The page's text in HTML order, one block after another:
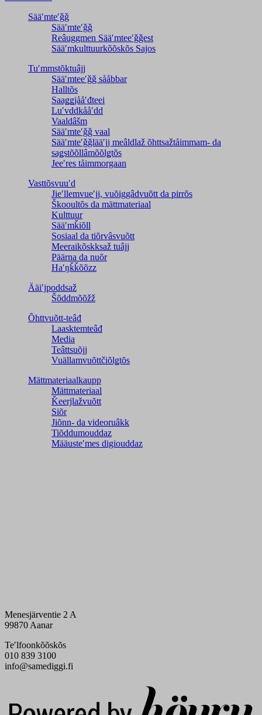
Sääʹmteʹǧǧ
Sääʹmteʹǧǧ
Reâuggmen Sääʹmteeʹǧǧest
Sääʹmkulttuurkõõskõs Sajos
Tuʹmmstõktuâjj
Sääʹmteeʹǧǧ sååbbar
Halltõs
Saaǥǥjååʹđteei
Luʹvddkååʹdd
Vaaldâšm
Sääʹmteʹǧǧ vaal
Sääʹmteʹǧǧlääʹjj meâldlaž õhttsažtåimmam- da
saǥstõõllâmõõlǥtõs
Jeeʹres tåimmorgaan
Vasttõsvuuʹd
Jieʹllemvueʹjj, vuõiggâdvuõtt da pirrõs
Škooultõs da mättmateriaal
Kulttuur
Sääʹmǩiõll
Sosiaal da tiõrvâsvuõtt
Meeraikõskksaž tuâjj
Päärna da nuõr
Haʹŋǩǩõõzz
Ääiʹjpoddsaž
Šõddmõõžž
Õhttvuõtt-teâđ
Laasktemteâđ
Media
Teâttsuõjj
Vuällamvuõttčiõlǥtõs
Mättmateriaalkaupp
Mättmateriaal
Ǩeerjlažvuõtt
Siõr
Jiõnn- da videoruâkk
Tiõddumouddaz
Määusteʹmes digiouddaz
Menesjärventie 2 A
99870 Aanar
Teʹlfoonkõõskõs
010 839 3100
info@samediggi.fi